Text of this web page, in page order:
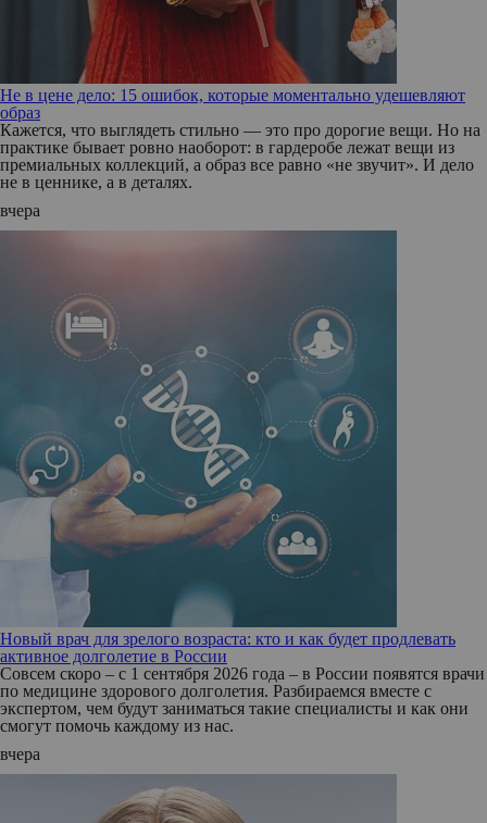
Не в цене дело: 15 ошибок, которые моментально удешевляют
образ
Кажется, что выглядеть стильно — это про дорогие вещи. Но на
практике бывает ровно наоборот: в гардеробе лежат вещи из
премиальных коллекций, а образ все равно «не звучит». И дело
не в ценнике, а в деталях.
вчера
Новый врач для зрелого возраста: кто и как будет продлевать
активное долголетие в России
Совсем скоро – с 1 сентября 2026 года – в России появятся врачи
по медицине здорового долголетия. Разбираемся вместе с
экспертом, чем будут заниматься такие специалисты и как они
смогут помочь каждому из нас.
вчера